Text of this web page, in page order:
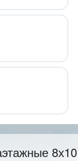
8х10